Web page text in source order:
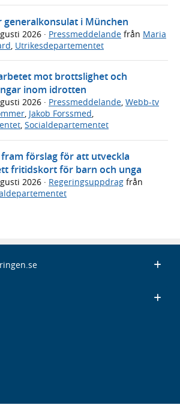
generalkonsulat i München
2026 · Pressmeddelande från Maria
Utrikesdepartementet
mot brottslighet och
inom idrotten
2026 · Pressmeddelande, Webb-tv
, Jakob Forssmed,
, Socialdepartementet
förslag för att utveckla
fritidskort för barn och unga
2026 · Regeringsuppdrag från